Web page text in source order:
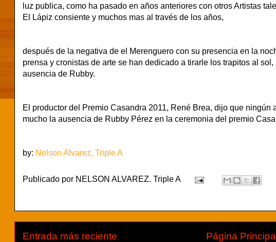
luz publica, como ha pasado en años anteriores con otros Artistas
El
Lápiz consiente y muchos mas al través de los años,
después de la negativa de el Merenguero con su presencia en la
prensa y cronistas de arte se han dedicado a tirarle los trapitos al
ausencia de Rubby.
El productor del Premio Casandra 2011, René Brea, dijo que ningún
mucho la ausencia de Rubby Pérez en la ceremonia del premio
by: Nelson Alvarez, Triple A
Publicado por NELSON ALVAREZ. Triple A
Entrada más reciente Página